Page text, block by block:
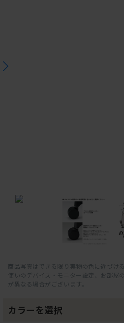
商品写真はできる限り実物の色に近づけ
使いのデバイス・モニター設定、お部屋
が異なる場合がございます。
カラーを選択